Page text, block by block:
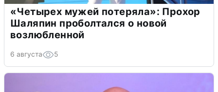
«Четырех мужей потеряла»: Прохор
Шаляпин проболтался о новой
возлюбленной
6 августа 5